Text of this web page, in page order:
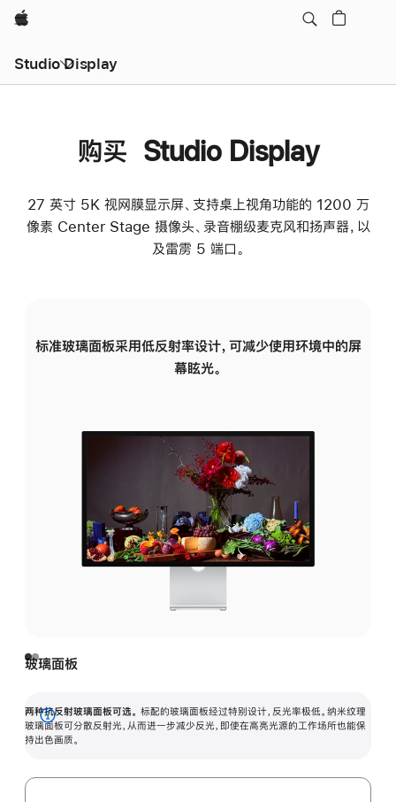
Apple
Studio Display
购买 Studio Display
27 英寸 5K 视网膜显示屏、支持桌上视角功能的 1200 万
像素 Center Stage 摄像头、录音棚级麦克风和扬声器，以
及雷雳 5 端口。
标准玻璃面板采用低反射率设计，可减少使用环境中的屏
幕眩光。
玻璃面板
两种抗反射玻璃面板可选。 标配的玻璃面板经过特别设计，反光率极低。纳米纹理
玻璃面板可分散反射光，从而进一步减少反光，即使在高亮光源的工作场所也能保
持出色画质。
展
开